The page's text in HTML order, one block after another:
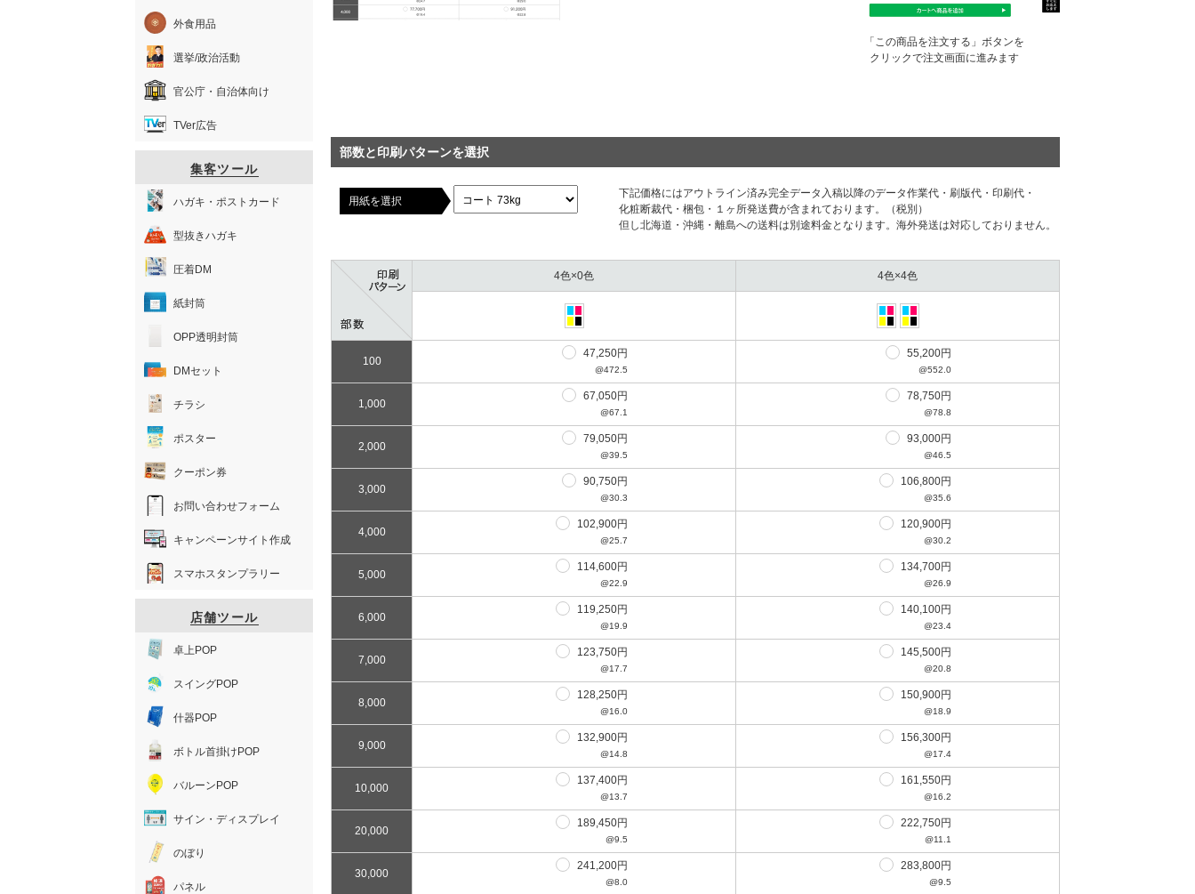
「この商品を注文する」ボタンを
クリックで注文画面に進みます
部数と印刷パターンを選択
用紙を選択
下記価格にはアウトライン済み完全データ⼊稿以降のデータ作業代・刷版代・印刷代・
化粧断裁代・梱包・１ヶ所発送費が含まれております。（税別）
但し北海道・沖縄・離島への送料は別途料⾦となります。海外発送は対応しておりません。
4色×0色 4色×4色
100
47,250円
@472.5
55,200円
@552.0
1,000
67,050円
@67.1
78,750円
@78.8
2,000
79,050円
@39.5
93,000円
@46.5
3,000
90,750円
@30.3
106,800円
@35.6
4,000
102,900円
@25.7
120,900円
@30.2
5,000
114,600円
@22.9
134,700円
@26.9
6,000
119,250円
@19.9
140,100円
@23.4
7,000
123,750円
@17.7
145,500円
@20.8
8,000
128,250円
@16.0
150,900円
@18.9
9,000
132,900円
@14.8
156,300円
@17.4
10,000
137,400円
@13.7
161,550円
@16.2
20,000
189,450円
@9.5
222,750円
@11.1
30,000
241,200円
@8.0
283,800円
@9.5
外食用品
選挙/政治活動
官公庁・自治体向け
TVer広告
集客ツール
ハガキ・ポストカード
型抜きハガキ
圧着DM
紙封筒
OPP透明封筒
DMセット
チラシ
ポスター
クーポン券
お問い合わせフォーム
キャンペーンサイト作成
スマホスタンプラリー
店舗ツール
卓上POP
スイングPOP
什器POP
ボトル首掛けPOP
バルーンPOP
サイン・ディスプレイ
のぼり
パネル